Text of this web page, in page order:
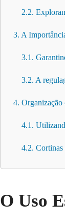
2.2.
3. A
3.1.
3.2. A
4. Organização
4.1.
4.2.
O Uso